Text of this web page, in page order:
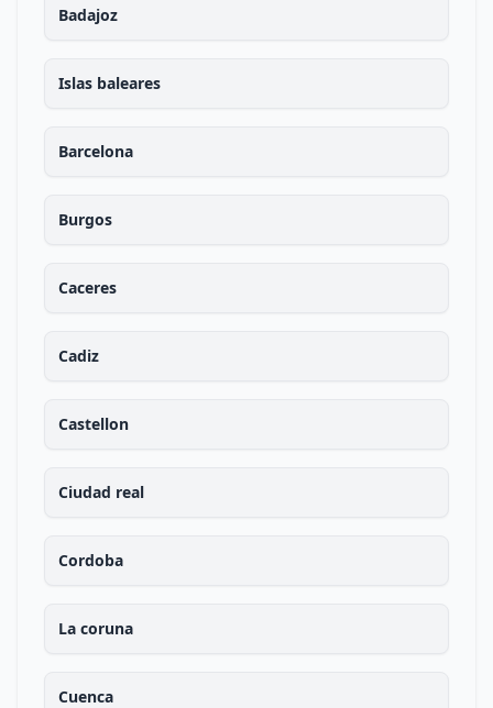
Badajoz
Islas baleares
Barcelona
Burgos
Caceres
Cadiz
Castellon
Ciudad real
Cordoba
La coruna
Cuenca